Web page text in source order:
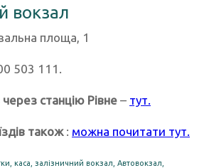
вокзал
площа, 1
503 111.
станцію Рівне – тут.
також : можна почитати тут.
,каса ,залізничний вокзал ,Автовокзал